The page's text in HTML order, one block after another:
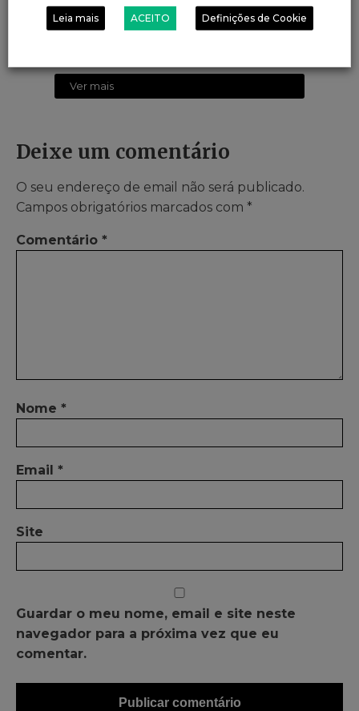
receita de Lentilhas com chouriço
passo a passo com o robot de cozinha
Ver mais
Deixe um comentário
O seu endereço de email não será publicado.
Campos obrigatórios marcados com *
Comentário *
Nome *
Email *
Site
Guardar o meu nome, email e site neste
navegador para a próxima vez que eu
comentar.
Leia mais ACEITO Definições de Cookie